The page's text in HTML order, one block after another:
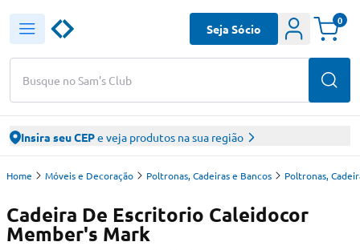
Busque no Sam's Club
Seja Sócio
0
Insira seu CEPe veja produtos na sua região
Home Móveis e Decoração Poltronas, Cadeiras e Bancos Poltronas,
Cadeira De Escritorio Caleidocor
Member's Mark